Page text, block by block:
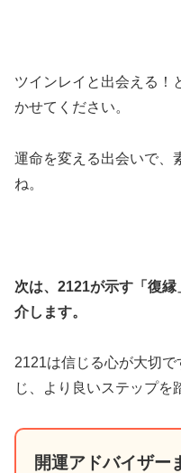
ツインレイと出会える！
かせてください。
運命を変える出会いで、
ね。
次は、2121が示す「復
介します。
2121は信じる心が大切
じ、より良いステップを
開運アドバイザー